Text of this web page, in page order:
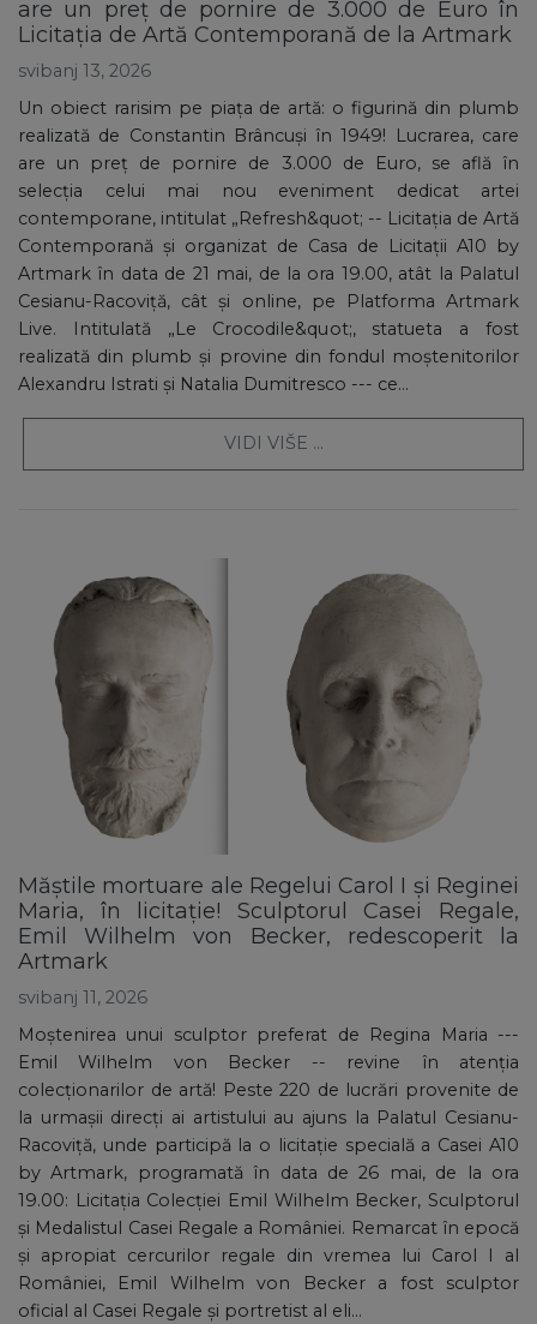
are un preț de pornire de 3.000 de Euro în
Licitația de Artă Contemporană de la Artmark
svibanj 13, 2026
Un obiect rarisim pe piața de artă: o figurină din plumb
realizată de Constantin Brâncuși în 1949! Lucrarea, care
are un preț de pornire de 3.000 de Euro, se află în
selecția celui mai nou eveniment dedicat artei
contemporane, intitulat „Refresh&quot; -- Licitația de Artă
Contemporană și organizat de Casa de Licitații A10 by
Artmark în data de 21 mai, de la ora 19.00, atât la Palatul
Cesianu-Racoviță, cât și online, pe Platforma Artmark
Live. Intitulată „Le Crocodile&quot;, statueta a fost
realizată din plumb și provine din fondul moștenitorilor
Alexandru Istrati și Natalia Dumitresco --- ce...
VIDI VIŠE ...
Măștile mortuare ale Regelui Carol I și Reginei
Maria, în licitație! Sculptorul Casei Regale,
Emil Wilhelm von Becker, redescoperit la
Artmark
svibanj 11, 2026
Moștenirea unui sculptor preferat de Regina Maria ---
Emil Wilhelm von Becker -- revine în atenția
colecționarilor de artă! Peste 220 de lucrări provenite de
la urmașii direcți ai artistului au ajuns la Palatul Cesianu-
Racoviță, unde participă la o licitație specială a Casei A10
by Artmark, programată în data de 26 mai, de la ora
19.00: Licitația Colecției Emil Wilhelm Becker, Sculptorul
și Medalistul Casei Regale a României. Remarcat în epocă
și apropiat cercurilor regale din vremea lui Carol I al
României, Emil Wilhelm von Becker a fost sculptor
oficial al Casei Regale și portretist al eli...